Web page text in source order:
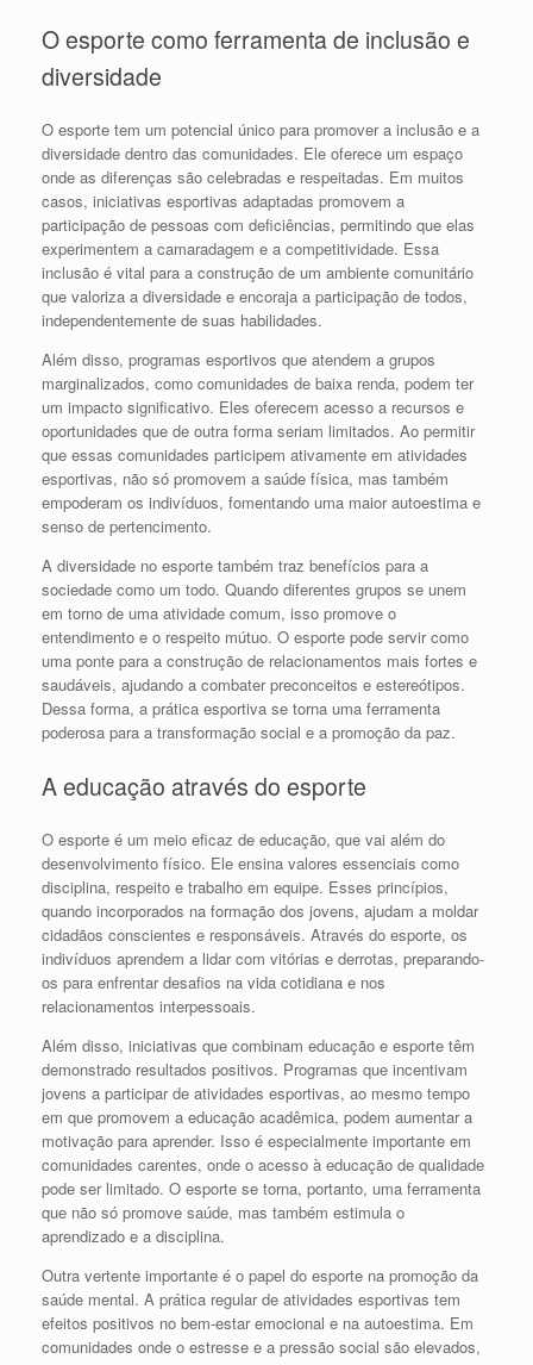
O esporte como ferramenta de inclusão e
diversidade
O esporte tem um potencial único para promover a inclusão e a
diversidade dentro das comunidades. Ele oferece um espaço
onde as diferenças são celebradas e respeitadas. Em muitos
casos, iniciativas esportivas adaptadas promovem a
participação de pessoas com deficiências, permitindo que elas
experimentem a camaradagem e a competitividade. Essa
inclusão é vital para a construção de um ambiente comunitário
que valoriza a diversidade e encoraja a participação de todos,
independentemente de suas habilidades.
Além disso, programas esportivos que atendem a grupos
marginalizados, como comunidades de baixa renda, podem ter
um impacto significativo. Eles oferecem acesso a recursos e
oportunidades que de outra forma seriam limitados. Ao permitir
que essas comunidades participem ativamente em atividades
esportivas, não só promovem a saúde física, mas também
empoderam os indivíduos, fomentando uma maior autoestima e
senso de pertencimento.
A diversidade no esporte também traz benefícios para a
sociedade como um todo. Quando diferentes grupos se unem
em torno de uma atividade comum, isso promove o
entendimento e o respeito mútuo. O esporte pode servir como
uma ponte para a construção de relacionamentos mais fortes e
saudáveis, ajudando a combater preconceitos e estereótipos.
Dessa forma, a prática esportiva se torna uma ferramenta
poderosa para a transformação social e a promoção da paz.
A educação através do esporte
O esporte é um meio eficaz de educação, que vai além do
desenvolvimento físico. Ele ensina valores essenciais como
disciplina, respeito e trabalho em equipe. Esses princípios,
quando incorporados na formação dos jovens, ajudam a moldar
cidadãos conscientes e responsáveis. Através do esporte, os
indivíduos aprendem a lidar com vitórias e derrotas, preparando-
os para enfrentar desafios na vida cotidiana e nos
relacionamentos interpessoais.
Além disso, iniciativas que combinam educação e esporte têm
demonstrado resultados positivos. Programas que incentivam
jovens a participar de atividades esportivas, ao mesmo tempo
em que promovem a educação acadêmica, podem aumentar a
motivação para aprender. Isso é especialmente importante em
comunidades carentes, onde o acesso à educação de qualidade
pode ser limitado. O esporte se torna, portanto, uma ferramenta
que não só promove saúde, mas também estimula o
aprendizado e a disciplina.
Outra vertente importante é o papel do esporte na promoção da
saúde mental. A prática regular de atividades esportivas tem
efeitos positivos no bem-estar emocional e na autoestima. Em
comunidades onde o estresse e a pressão social são elevados,